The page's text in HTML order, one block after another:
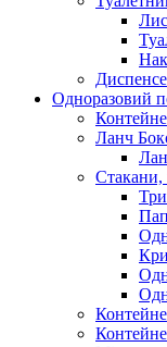
Одноразовий
Ланч
Стакани,